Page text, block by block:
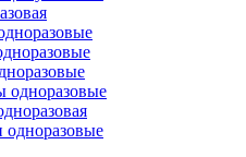
одноразовые
одноразовые